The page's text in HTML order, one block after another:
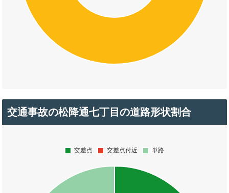
交通事故の松降通七丁目の道路形状割合